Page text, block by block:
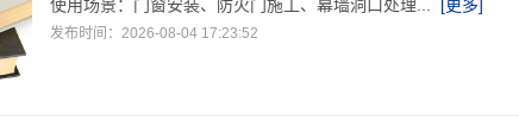
使用场景：门窗安装、防火门施工、幕墙洞口处理... [更多]
发布时间：2026-08-04 17:23:52